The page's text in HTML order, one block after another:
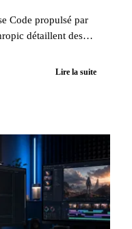
Code propulsé par
détaillent des
Security Institute, et
Lire la suite